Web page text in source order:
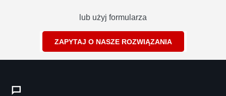
lub użyj formularza
ZAPYTAJ O NASZE ROZWIĄZANIA